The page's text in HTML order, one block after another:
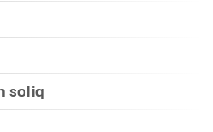
soliq